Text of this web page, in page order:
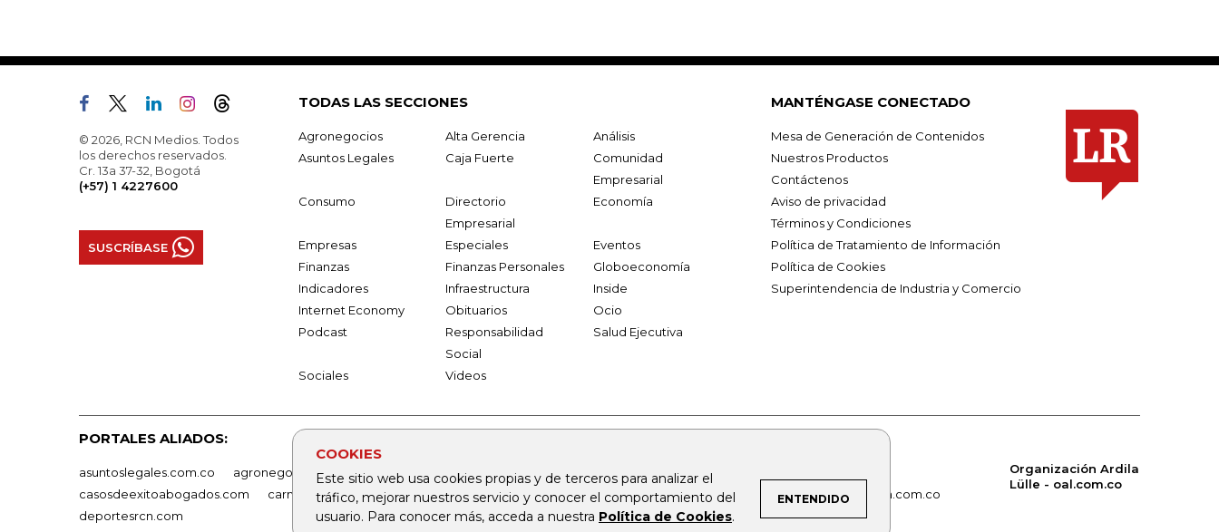
COOKIES
Este sitio web usa cookies propias y de terceros para analizar el
tráfico, mejorar nuestros servicio y conocer el comportamiento del
usuario. Para conocer más, acceda a nuestra Política de Cookies.
ENTENDIDO
© 2026, RCN Medios. Todos
los derechos reservados.
Cr. 13a 37-32, Bogotá
(+57) 1 4227600
SUSCRÍBASE
TODAS LAS SECCIONES
Agronegocios Alta Gerencia
Análisis
Asuntos Legales
Caja Fuerte
Comunidad
Empresarial
Consumo
Directorio
Empresarial
Economía
Empresas Especiales
Eventos
Finanzas
Finanzas Personales
Globoeconomía
Indicadores
Infraestructura
Inside
Internet Economy
Obituarios
Ocio
Podcast
Responsabilidad
Social
Salud Ejecutiva
Sociales Videos
MANTÉNGASE CONECTADO
Mesa de Generación de Contenidos
Nuestros Productos
Contáctenos
Aviso de privacidad
Términos y Condiciones
Política de Tratamiento de Información
Política de Cookies
Superintendencia de Industria y Comercio
PORTALES ALIADOS:
asuntoslegales.com.co agronegocios.co empresas.larepublica.co firmasdeabogados.com
bolsaencolombia.com
casosdeexitoabogados.com
carnavalindustriacultural.com canalrcn.com rcnradio.com noticiasrcn.com lafm.com.co
alerta.com.co
deportesrcn.com
Organización Ardila
Lülle - oal.com.co